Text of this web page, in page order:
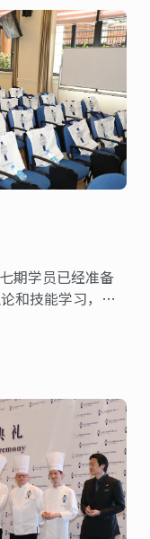
期学员已经准备
和技能学习，在